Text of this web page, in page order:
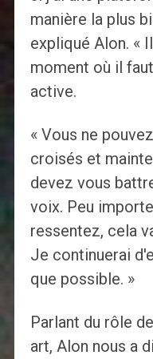
manière la plus
expliqué Alon. «
moment où il
active.
« Vous ne
croisés et
devez vous
voix. Peu
ressentez, cela
Je continuerai
que possible. »
Parlant du rôle
art, Alon nous a